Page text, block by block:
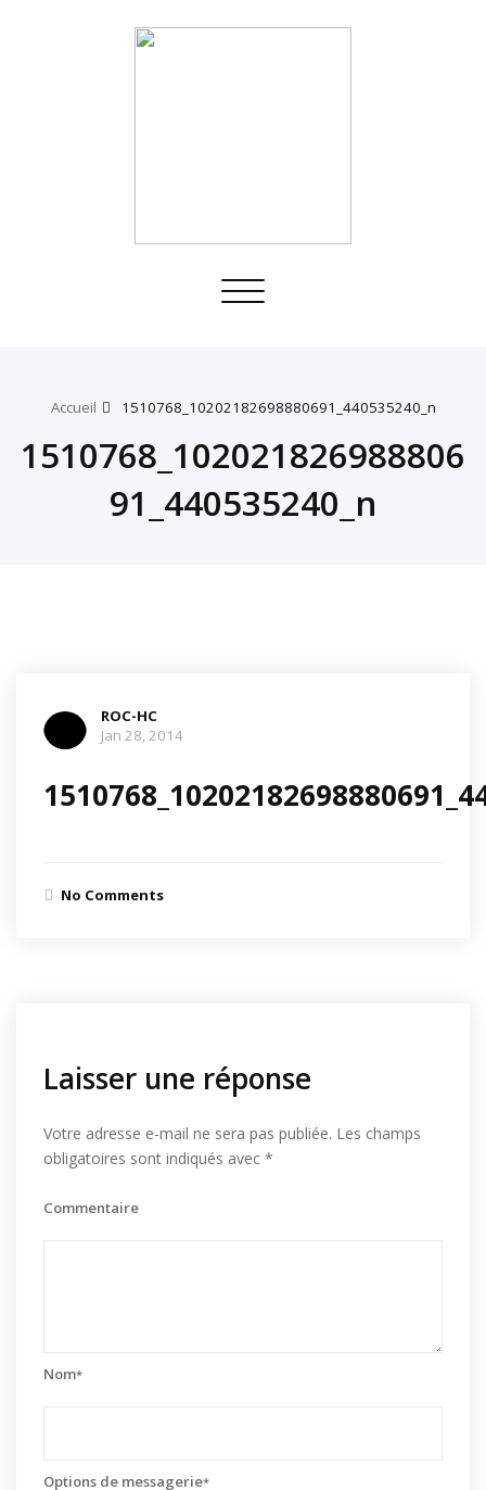
Toggle
Accueil 1510768_10202182698880691_440535240_n
1510768_102021826988806
91_440535240_n
ROC-HC
Jan 28, 2014
No Comments
Laisser une réponse
Votre adresse e-mail ne sera pas publiée. Les champs
obligatoires sont indiqués avec *
Commentaire
Nom*
Options de messagerie*